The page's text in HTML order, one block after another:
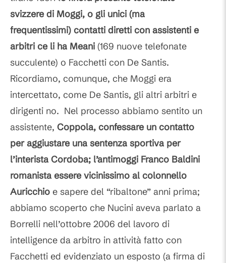
svizzere di Moggi, o gli unici (ma
frequentissimi) contatti diretti con assistenti e
arbitri ce li ha Meani (169 nuove telefonate
succulente) o Facchetti con De Santis.
Ricordiamo, comunque, che Moggi era
intercettato, come De Santis, gli altri arbitri e
dirigenti no. Nel processo abbiamo sentito un
assistente, Coppola, confessare un contatto
per aggiustare una sentenza sportiva per
l’interista Cordoba; l’antimoggi Franco Baldini
romanista essere vicinissimo al colonnello
Auricchio e sapere del “ribaltone” anni prima;
abbiamo scoperto che Nucini aveva parlato a
Borrelli nell’ottobre 2006 del lavoro di
intelligence da arbitro in attività fatto con
Facchetti ed evidenziato un esposto (a firma di